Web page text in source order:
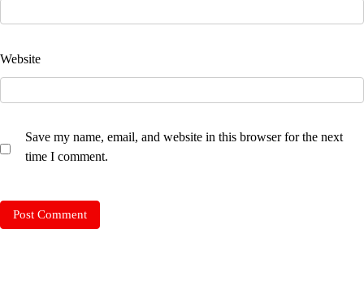
Website
Save my name, email, and website in this browser for the next
time I comment.